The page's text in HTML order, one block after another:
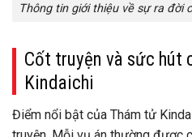
Thông tin giới thiệu về sự ra đời
Cốt truyện và sức hút
Kindaichi
Điểm nổi bật của Thám tử